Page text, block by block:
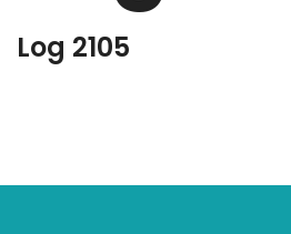
Log 2105